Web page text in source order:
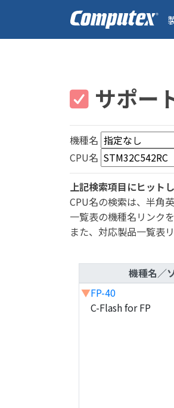
サポー
機種名
CPU名
上記検索項目にヒット
CPU名の検索は、半角
一覧表の機種名リンク
また、対応製品一覧表
機種名／
▼FP-40
C-Flash for FP